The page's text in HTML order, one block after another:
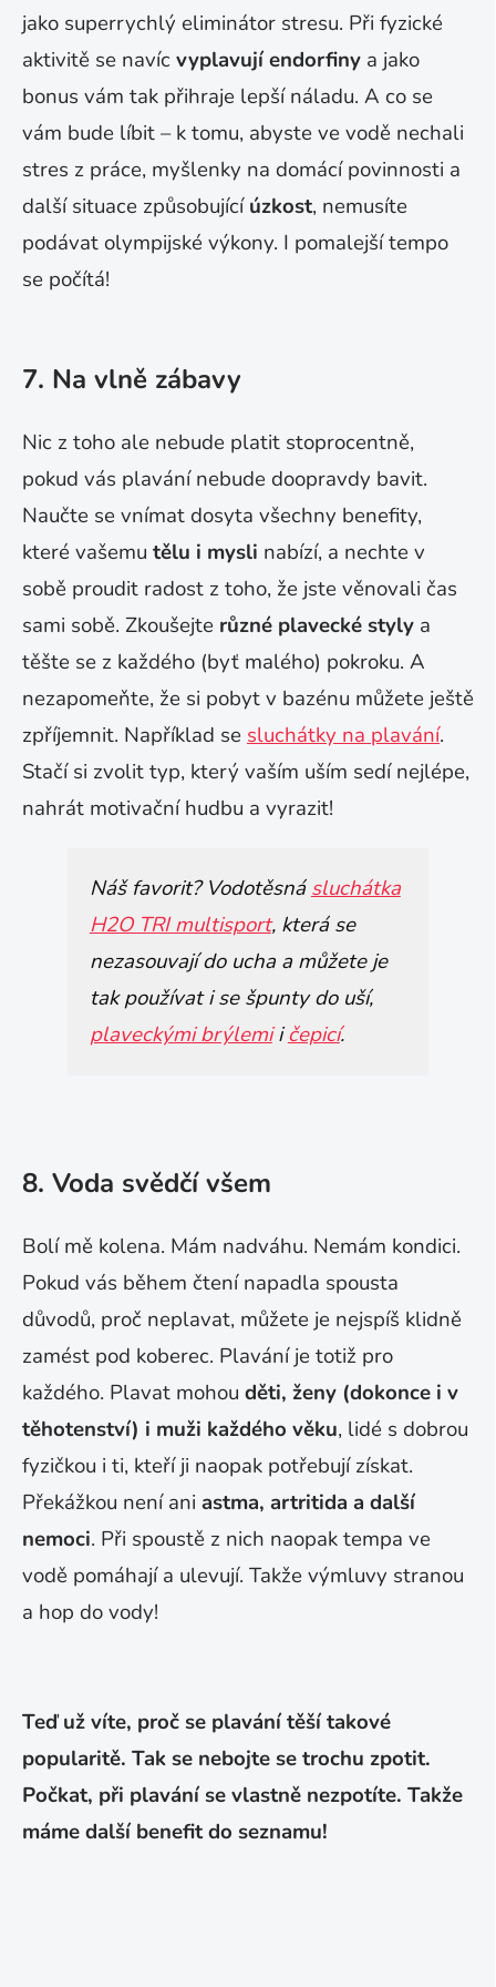
jako superrychlý eliminátor stresu. Při fyzické
aktivitě se navícvyplavují endorfiny a jako
bonus vám tak přihraje lepší náladu. A co se
vám bude líbit – k tomu, abyste ve vodě nechali
stres z práce, myšlenky na domácí povinnosti a
další situace způsobujícíúzkost, nemusíte
podávat olympijské výkony. I pomalejší tempo
se počítá!
7. Na vlně zábavy
Nic z toho ale nebude platit stoprocentně,
pokud vás plavání nebude doopravdy bavit.
Naučte se vnímat dosyta všechny benefity,
které vašemu tělu i mysli nabízí, a nechte v
sobě proudit radost z toho, že jste věnovali čas
sami sobě. Zkoušejte různé plavecké styly a
těšte se z každého (byť malého) pokroku. A
nezapomeňte, že si pobyt v bazénu můžete ještě
zpříjemnit. Například se sluchátky na plavání.
Stačí si zvolit typ, který vaším uším sedí nejlépe,
nahrát motivační hudbu a vyrazit!
Náš favorit? Vodotěsnásluchátka
H2O TRI multisport, která se
nezasouvají do ucha a můžete je
tak používat i se špunty do uší,
plaveckými brýlemiičepicí.
8. Voda svědčí všem
Bolí mě kolena. Mám nadváhu. Nemám kondici.
Pokud vás během čtení napadla spousta
důvodů, proč neplavat, můžete je nejspíš klidně
zamést pod koberec. Plavání je totiž pro
každého. Plavat mohou děti, ženy (dokonce i v
těhotenství) i muži každého věku, lidé s dobrou
fyzičkou i ti, kteří ji naopak potřebují získat.
Překážkou není ani astma, artritida a další
nemoci. Při spoustě z nich naopak tempa ve
vodě pomáhají a ulevují. Takže výmluvy stranou
a hop do vody!
Teď už víte, proč se plavání těší takové
popularitě. Tak se nebojte se trochu zpotit.
Počkat, při plavání se vlastně nezpotíte. Takže
máme další benefit do seznamu!